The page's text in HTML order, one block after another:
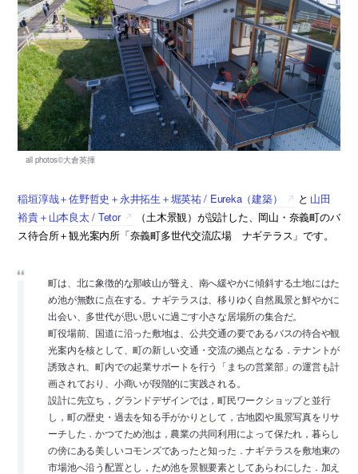
稲垣淳哉＋佐野哲史＋永井拓生＋堀英祐 / Eureka（建築） と 山田
裕貴＋山本良太 / Tetor
（土木景観）が設計した、岡山・奈義町のバ
ス待合所＋観光案内所「奈義町多世代交流広場 ナギテラス」です。
町は、北に象徴的な那岐山が聳え、南へ緩やかに傾斜する土地にはた
め池が無数に点在する。ナギテラスは、移りゆく自然風景と鮮やかに
出会い、多世代が思い思いに過ごす小さな居場所の集合だ。
町役場前、国道に沿った敷地は、公共交通の要であるバスの待合や観
光案内を核として、町の新しい交通・交流の拠点となる．テナントが
誘致され、町内での起業サポートを行う「まちの営業部」の運営も計
画されており、小商いが段階的に実践される。
設計に先立ち，グランドデザインでは，町民ワークショップと並行
し，町の歴史・過去を知る手がかりとして，古地図や風景写真をリサ
ーチした．かつてため池は，農業の共同利用によって保たれ，暮らし
の傍にある美しいコモンズであったと知った．ナギテラスを敷地東の
市場池へ沿う配置とし，ため池を景観要素としてあらわにした．加え